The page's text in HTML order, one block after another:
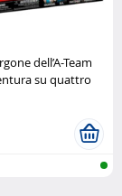
dell’A-Team
su quattro